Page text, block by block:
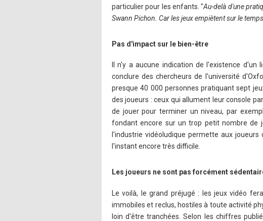
particulier pour les enfants. "Au-delà d'une
Swann Pichon. Car les jeux empiètent sur le
Pas d'impact sur le bien-être
Il n'y a aucune indication de l'existence
conclure des chercheurs de l'université
presque 40 000 personnes pratiquant sept
des joueurs : ceux qui allument leur console
de jouer pour terminer un niveau, par
fondant encore sur un trop petit nombre de
l'industrie vidéoludique permette aux
l'instant encore très difficile.
Les joueurs ne sont pas forcément
Le voilà, le grand préjugé : les jeux vidéo
immobiles et reclus, hostiles à toute activité
loin d'être tranchées. Selon les chiffres